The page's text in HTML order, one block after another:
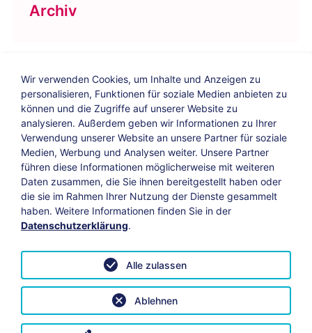
Archiv
Bildungs-Blog| Instagram| Facebook|
YouTube
Impressum Suche Datenschutz
Vertrag widerrufen
Datenschutzeinstellungen anpassen
© 2026 KAB Bamberg | Alle Rechte vorbehalten.
Wir verwenden Cookies, um Inhalte und Anzeigen zu
personalisieren, Funktionen für soziale Medien anbieten zu
können und die Zugriffe auf unserer Website zu
analysieren. Außerdem geben wir Informationen zu Ihrer
Verwendung unserer Website an unsere Partner für soziale
Medien, Werbung und Analysen weiter. Unsere Partner
führen diese Informationen möglicherweise mit weiteren
Daten zusammen, die Sie ihnen bereitgestellt haben oder
die sie im Rahmen Ihrer Nutzung der Dienste gesammelt
haben. Weitere Informationen finden Sie in der
Datenschutzerklärung.
Ablehnen
Alle zulassen